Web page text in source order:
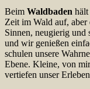
Beim Waldbaden hält
Zeit im Wald auf,
Sinnen, neugierig und
und wir genießen
schulen unsere
Ebene. Kleine, von
vertiefen unser